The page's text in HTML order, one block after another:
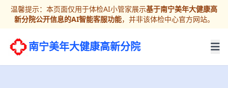
温馨提示：本页面仅用于体检AI小管家展示基于南宁美年大健康高
新分院公开信息的AI智能客服功能，并非该体检中心官方网站。
南宁美年大健康高新分院